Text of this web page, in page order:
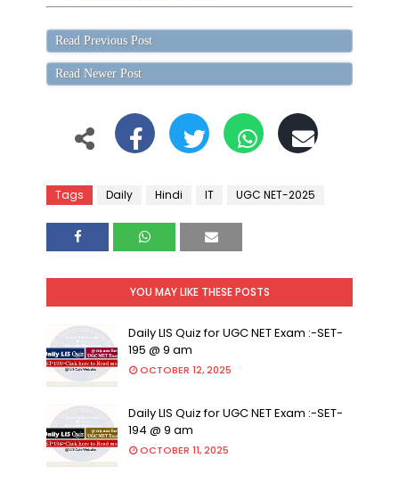
Read Previous Post
Read Newer Post
Tags Daily Hindi IT UGC NET-2025
YOU MAY LIKE THESE POSTS
Daily LIS Quiz for UGC NET Exam :-SET-
195 @ 9 am
OCTOBER 12, 2025
Daily LIS Quiz for UGC NET Exam :-SET-
194 @ 9 am
OCTOBER 11, 2025